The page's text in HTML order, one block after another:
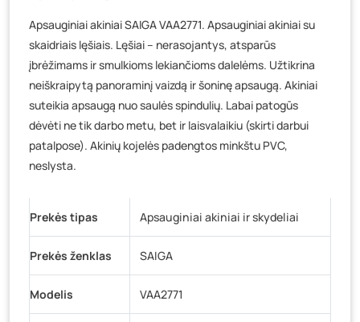
Baravykų g. 1, Druskininkai- 0 vienetų
Vilniaus g. 89D, Ukmergė- 0 vienetų
Šaltupės g. 64, Zarasai- 0 vienetų
Apsauginiai akiniai SAIGA VAA2771. Apsauginiai akiniai su
skaidriais lęšiais. Lęšiai – nerasojantys, atsparūs
įbrėžimams ir smulkioms lekiančioms dalelėms. Užtikrina
neiškraipytą panoraminį vaizdą ir šoninę apsaugą. Akiniai
suteikia apsaugą nuo saulės spindulių. Labai patogūs
dėvėti ne tik darbo metu, bet ir laisvalaikiu (skirti darbui
patalpose). Akinių kojelės padengtos minkštu PVC,
neslysta.
Prekės tipas Apsauginiai akiniai ir skydeliai
Prekės ženklas SAIGA
Modelis VAA2771